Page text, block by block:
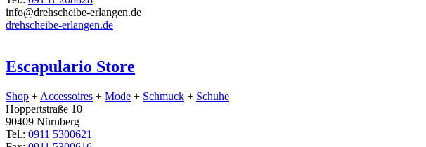
info@drehscheibe-erlangen.de
drehscheibe-erlangen.de
Escapulario Store
Shop + Accessoires + Mode + Schmuck + Schuhe
Hoppertstraße 10
90409 Nürnberg
Tel.: 0911 5300621